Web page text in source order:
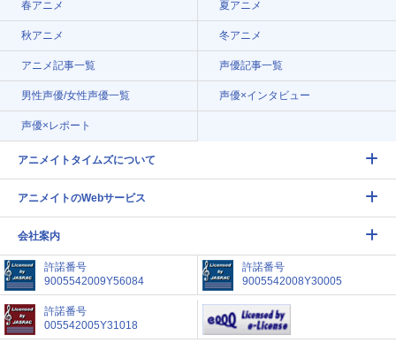
春アニメ 夏アニメ
秋アニメ 冬アニメ
アニメ記事一覧 声優記事一覧
男性声優/女性声優一覧 声優×インタビュー
声優×レポート
アニメイトタイムズについて
アニメイトのWebサービス
会社案内
許諾番号
9005542009Y56084
許諾番号
9005542008Y30005
許諾番号
005542005Y31018